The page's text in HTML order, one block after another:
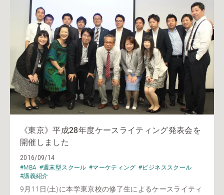
《東京》平成28年度ケースライティング発表会を
開催しました
2016/09/14
#MBA #週末型スクール #マーケティング #ビジネススクール
#講義紹介
9月11日(土)に本学東京校の修了生によるケースライティ